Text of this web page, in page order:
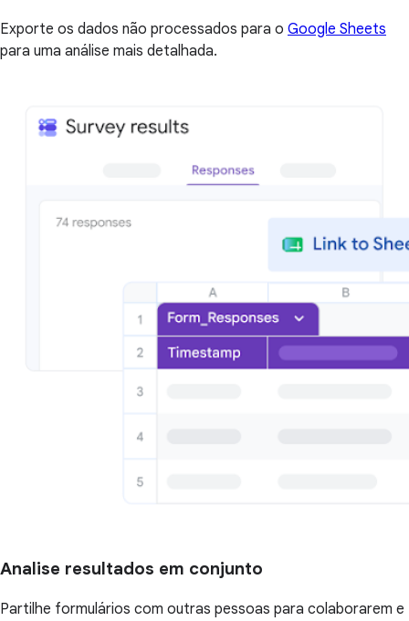
Exporte os dados não processados para o Google Sheets
para uma análise mais detalhada.
Analise resultados em conjunto
Partilhe formulários com outras pessoas para colaborarem e